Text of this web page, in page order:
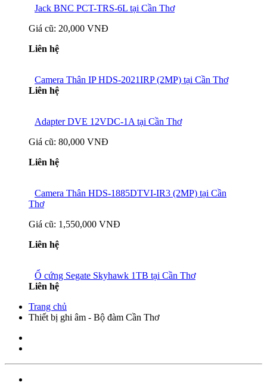
Jack BNC PCT-TRS-6L tại Cần Thơ
Giá cũ: 20,000 VNĐ
Liên hệ
Camera Thân IP HDS-2021IRP (2MP) tại Cần Thơ
Liên hệ
Adapter DVE 12VDC-1A tại Cần Thơ
Giá cũ: 80,000 VNĐ
Liên hệ
Camera Thân HDS-1885DTVI-IR3 (2MP) tại Cần
Thơ
Giá cũ: 1,550,000 VNĐ
Liên hệ
Ổ cứng Segate Skyhawk 1TB tại Cần Thơ
Liên hệ
Trang chủ
Thiết bị ghi âm - Bộ đàm Cần Thơ